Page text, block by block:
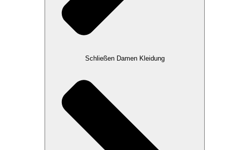
Schließen Damen Kleidung